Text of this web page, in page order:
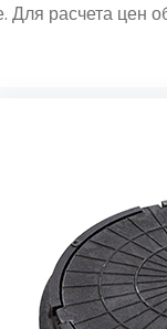
расчета цен